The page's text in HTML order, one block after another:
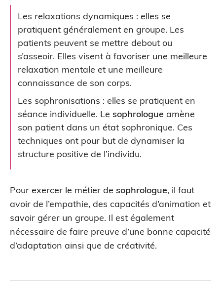
Les relaxations dynamiques : elles se
pratiquent généralement en groupe. Les
patients peuvent se mettre debout ou
s’asseoir. Elles visent à favoriser une meilleure
relaxation mentale et une meilleure
connaissance de son corps.
Les sophronisations : elles se pratiquent en
séance individuelle. Le sophrologue amène
son patient dans un état sophronique. Ces
techniques ont pour but de dynamiser la
structure positive de l’individu.
Pour exercer le métier de sophrologue, il faut
avoir de l’empathie, des capacités d’animation et
savoir gérer un groupe. Il est également
nécessaire de faire preuve d’une bonne capacité
d’adaptation ainsi que de créativité.